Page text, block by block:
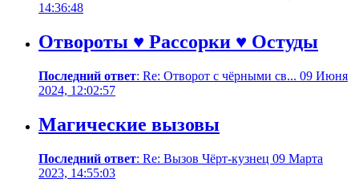
14:36:48
Отвороты ♥ Рассорки ♥ Остуды
Последний ответ: Re: Отворот с чёрными св... 09 Июня
2024, 12:02:57
Магические вызовы
Последний ответ: Re: Вызов Чёрт-кузнец 09 Марта
2023, 14:55:03